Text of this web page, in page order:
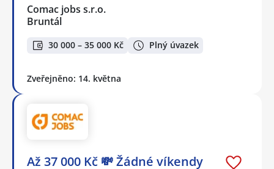
Comac jobs s.r.o.
Bruntál
30 000 – 35 000 Kč Plný úvazek
Zveřejněno: 14. května
Až 37 000 Kč 💸 Žádné víkendy